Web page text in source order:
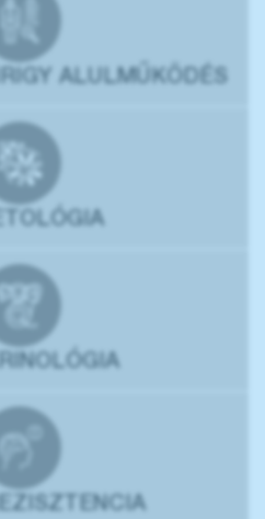
ALULMŰKÖDÉS